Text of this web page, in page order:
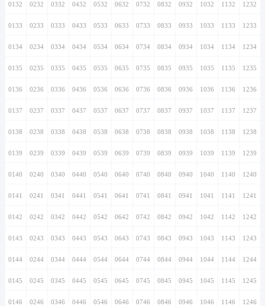
0132 0232 0332 0432 0532 0632 0732 0832 0932 1032 1132 1232
0133 0233 0333 0433 0533 0633 0733 0833 0933 1033 1133 1233
0134 0234 0334 0434 0534 0634 0734 0834 0934 1034 1134 1234
0135 0235 0335 0435 0535 0635 0735 0835 0935 1035 1135 1235
0136 0236 0336 0436 0536 0636 0736 0836 0936 1036 1136 1236
0137 0237 0337 0437 0537 0637 0737 0837 0937 1037 1137 1237
0138 0238 0338 0438 0538 0638 0738 0838 0938 1038 1138 1238
0139 0239 0339 0439 0539 0639 0739 0839 0939 1039 1139 1239
0140 0240 0340 0440 0540 0640 0740 0840 0940 1040 1140 1240
0141 0241 0341 0441 0541 0641 0741 0841 0941 1041 1141 1241
0142 0242 0342 0442 0542 0642 0742 0842 0942 1042 1142 1242
0143 0243 0343 0443 0543 0643 0743 0843 0943 1043 1143 1243
0144 0244 0344 0444 0544 0644 0744 0844 0944 1044 1144 1244
0145 0245 0345 0445 0545 0645 0745 0845 0945 1045 1145 1245
0146 0246 0346 0446 0546 0646 0746 0846 0946 1046 1146 1246